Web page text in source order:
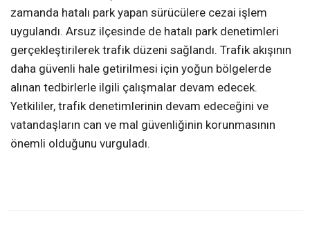
zamanda hatalı park yapan sürücülere cezai işlem
uygulandı. Arsuz ilçesinde de hatalı park denetimleri
gerçekleştirilerek trafik düzeni sağlandı. Trafik akışının
daha güvenli hale getirilmesi için yoğun bölgelerde
alınan tedbirlerle ilgili çalışmalar devam edecek.
Yetkililer, trafik denetimlerinin devam edeceğini ve
vatandaşların can ve mal güvenliğinin korunmasının
önemli olduğunu vurguladı.